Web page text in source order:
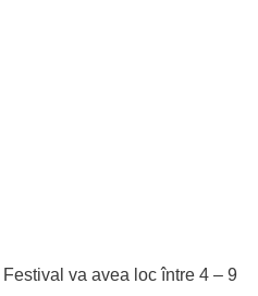
va avea loc între 4 – 9